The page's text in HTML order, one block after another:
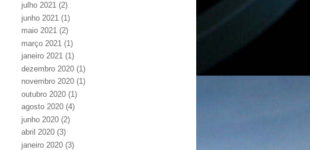
julho 2021 (2)
junho 2021 (1)
maio 2021 (2)
março 2021 (1)
janeiro 2021 (1)
dezembro 2020 (1)
novembro 2020 (1)
outubro 2020 (1)
agosto 2020 (4)
junho 2020 (2)
abril 2020 (3)
janeiro 2020 (3)